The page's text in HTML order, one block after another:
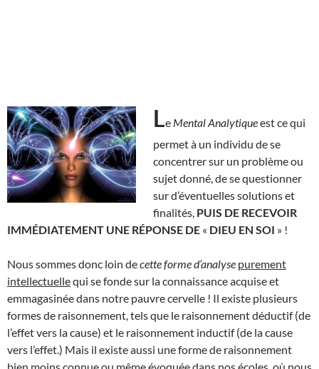
Le Mental Analytiqueest ce qui
permet à un individu de se
concentrer sur un problème ou
sujet donné, de se questionner
sur d’éventuelles solutions et
finalités, PUIS DE RECEVOIR
IMMÉDIATEMENT UNE RÉPONSE DE « DIEU EN SOI » !
Nous sommes donc loin decette formed’analyse purement
intellectuellequi se fonde sur la connaissance acquise et
emmagasinée dans notre pauvre cervelle ! Il existe plusieurs
formes de raisonnement, tels que le raisonnement déductif (de
l’effet vers la cause) et le raisonnement inductif (de la cause
vers l’effet.) Mais il existe aussi une forme de raisonnement
bien moins connue ou même évoquée dans nos écoles, où nous